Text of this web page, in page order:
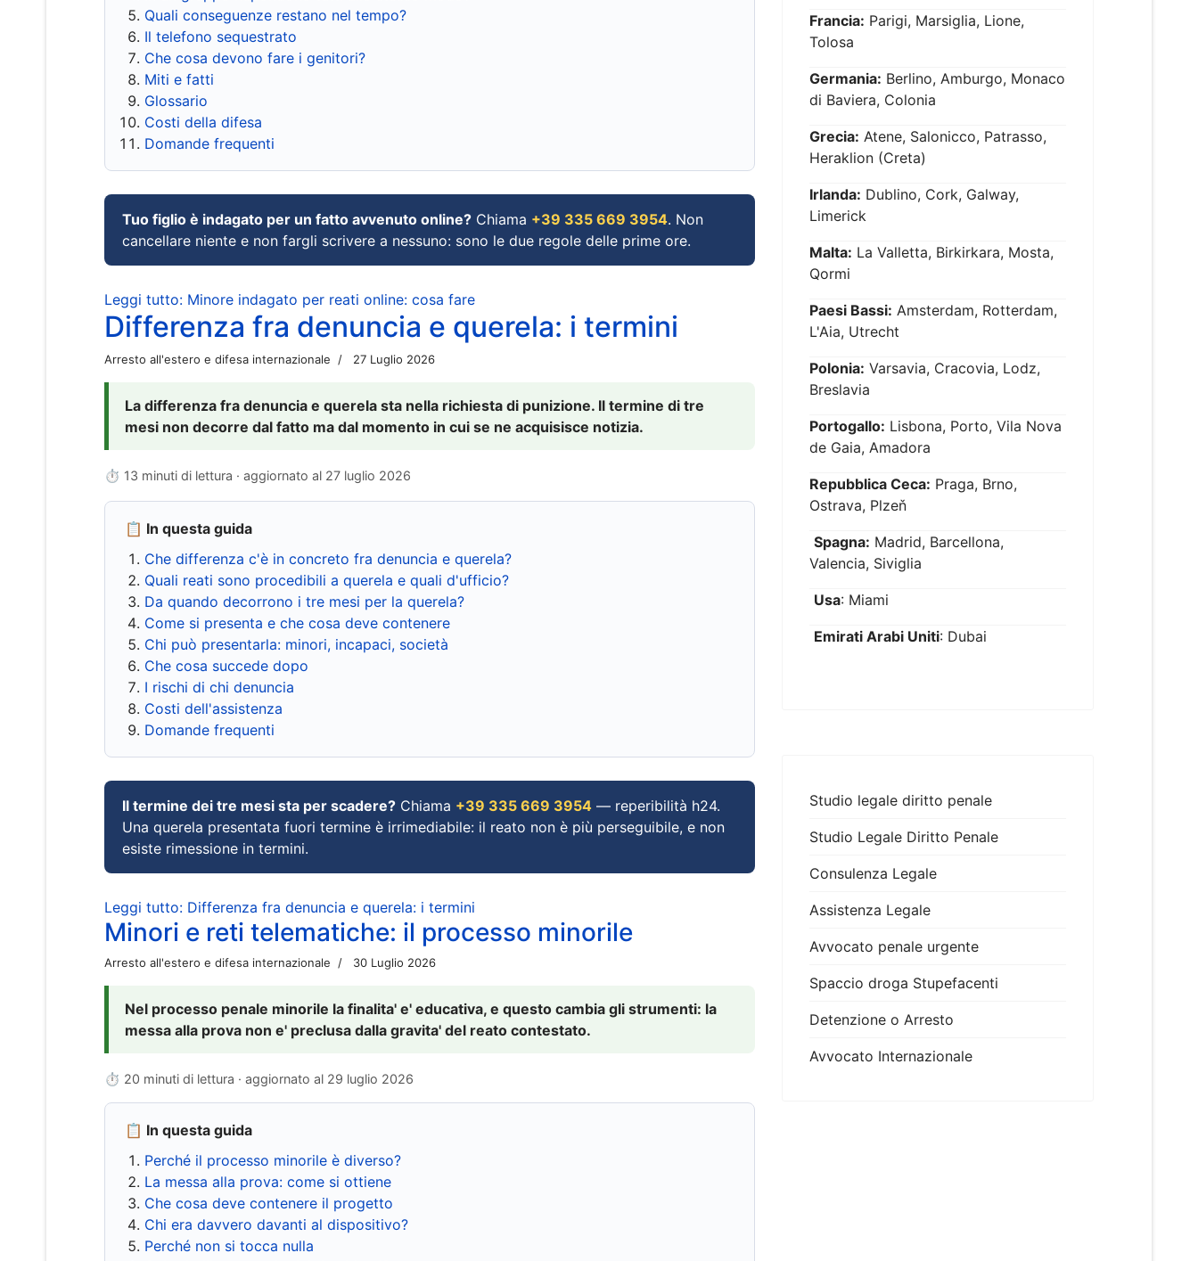
Quali conseguenze restano nel tempo?
Il telefono sequestrato
Che cosa devono fare i genitori?
Miti e fatti
Glossario
Costi della difesa
Domande frequenti
Tuo figlio è indagato per un fatto avvenuto online? Chiama +39 335 669 3954. Non
cancellare niente e non fargli scrivere a nessuno: sono le due regole delle prime ore.
Leggi tutto: Minore indagato per reati online: cosa fare
Differenza fra denuncia e querela: i termini
Arresto all'estero e difesa internazionale 27 Luglio 2026
La differenza fra denuncia e querela sta nella richiesta di punizione. Il termine di tre
mesi non decorre dal fatto ma dal momento in cui se ne acquisisce notizia.
⏱ 13 minuti di lettura · aggiornato al 27 luglio 2026
📋 In questa guida
Che differenza c'è in concreto fra denuncia e querela?
Quali reati sono procedibili a querela e quali d'ufficio?
Da quando decorrono i tre mesi per la querela?
Come si presenta e che cosa deve contenere
Chi può presentarla: minori, incapaci, società
Che cosa succede dopo
I rischi di chi denuncia
Costi dell'assistenza
Domande frequenti
Il termine dei tre mesi sta per scadere? Chiama +39 335 669 3954 — reperibilità h24.
Una querela presentata fuori termine è irrimediabile: il reato non è più perseguibile, e non
esiste rimessione in termini.
Leggi tutto: Differenza fra denuncia e querela: i termini
Minori e reti telematiche: il processo minorile
Arresto all'estero e difesa internazionale 30 Luglio 2026
Nel processo penale minorile la finalita' e' educativa, e questo cambia gli strumenti: la
messa alla prova non e' preclusa dalla gravita' del reato contestato.
⏱ 20 minuti di lettura · aggiornato al 29 luglio 2026
📋 In questa guida
Perché il processo minorile è diverso?
La messa alla prova: come si ottiene
Che cosa deve contenere il progetto
Chi era davvero davanti al dispositivo?
Perché non si tocca nulla
Francia: Parigi, Marsiglia, Lione,
Tolosa
Germania: Berlino, Amburgo, Monaco
di Baviera, Colonia
Grecia: Atene, Salonicco, Patrasso,
Heraklion (Creta)
Irlanda: Dublino, Cork, Galway,
Limerick
Malta: La Valletta, Birkirkara, Mosta,
Qormi
Paesi Bassi: Amsterdam, Rotterdam,
L'Aia, Utrecht
Polonia: Varsavia, Cracovia, Lodz,
Breslavia
Portogallo: Lisbona, Porto, Vila Nova
de Gaia, Amadora
Repubblica Ceca: Praga, Brno,
Ostrava, Plzeň
Spagna: Madrid, Barcellona,
Valencia, Siviglia
Usa: Miami
Emirati Arabi Uniti: Dubai
Studio legale diritto penale
Studio Legale Diritto Penale
Consulenza Legale
Assistenza Legale
Avvocato penale urgente
Spaccio droga Stupefacenti
Detenzione o Arresto
Avvocato Internazionale